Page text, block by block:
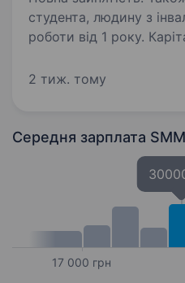
студента, людину з
роботи від 1 року. Карітас Коломия запрошує
комунікаційницю та
років допомагає людям
2 тиж. тому
Середня зарплата
17 000 грн